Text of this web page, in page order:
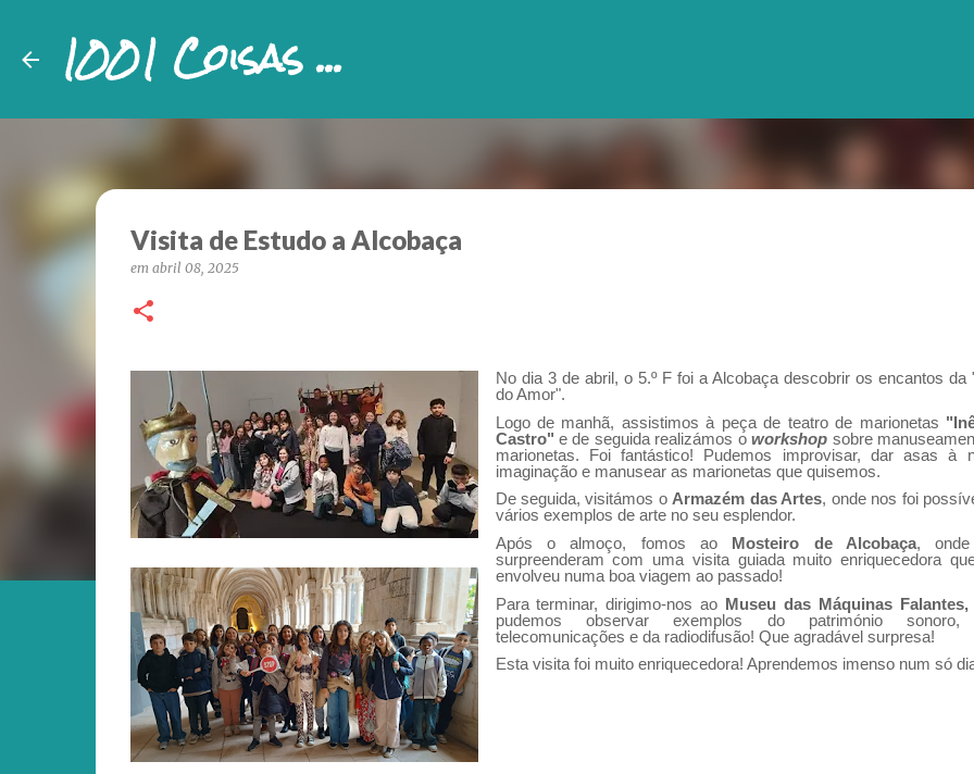
1001 Coisas ...
Visita de Estudo a Alcobaça
em abril 08, 2025
No dia 3 de abril, o 5.º F foi a Alcobaça descobrir os encantos da
do Amor".
Logo de manhã, assistimos à peça de teatro de marionetas
Castro" e de seguida realizámos oworkshop sobre
marionetas. Foi fantástico! Pudemos improvisar, dar asas à
imaginação e manusear as marionetas que quisemos.
De seguida, visitámos oArmazém das Artes, onde nos foi
vários exemplos de arte no seu esplendor.
Após o almoço, fomos ao
Mosteiro de Alcobaça,
surpreenderam com uma visita guiada muito enriquecedora
envolveu numa boa viagem ao passado!
Para terminar, dirigimo-nos ao
Museu das Máquinas Falantes,
pudemos observar exemplos do património sonoro,
telecomunicações e da radiodifusão! Que agradável surpresa!
Esta visita foi muito enriquecedora! Aprendemos imenso num só